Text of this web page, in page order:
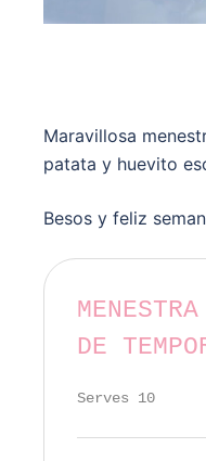
Maravillosa
patata y huevito
Besos y feliz
DE
Serves 10